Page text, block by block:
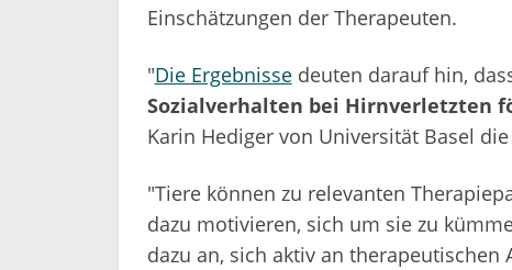
Einschätzungen der Therapeuten.
"Die Ergebnissedeuten darauf hin,
Sozialverhalten bei Hirnverletzten
Karin Hediger von Universität Basel
"Tiere können zu relevanten
dazu motivieren, sich um sie zu
dazu an, sich aktiv an